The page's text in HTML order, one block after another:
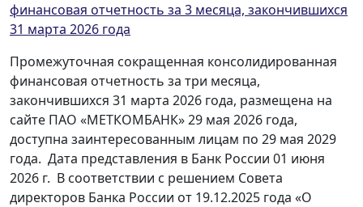
финансовая отчетность за 3 месяца, закончившихся
31 марта 2026 года
Промежуточная сокращенная консолидированная
финансовая отчетность за три месяца,
закончившихся 31 марта 2026 года, размещена на
сайте ПАО «МЕТКОМБАНК» 29 мая 2026 года,
доступна заинтересованным лицам по 29 мая 2029
года. Дата представления в Банк России 01 июня
2026 г. В соответствии с решением Совета
директоров Банка России от 19.12.2025 года «О